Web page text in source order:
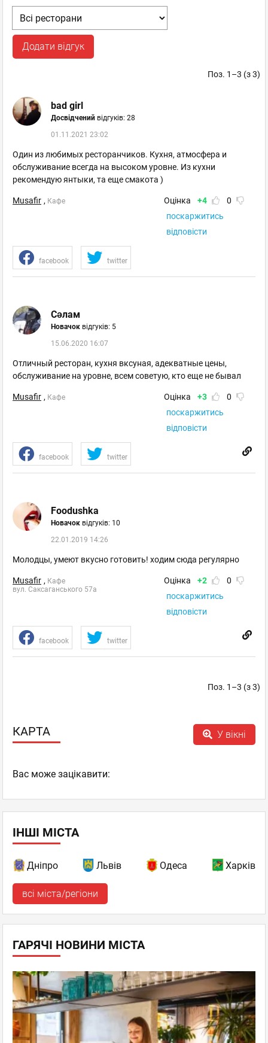
Додати відгук
Поз. 1–3 (з 3)
bad girl
Досвідчений відгуків: 28
01.11.2021 23:02
Один из любимых ресторанчиков. Кухня, атмосфера и
обслуживание всегда на высоком уровне. Из кухни
рекомендую янтыки, та еще смакота )
Musafir , Кафе Оцінка +4
0
поскаржитись
відповісти
facebook twitter
Сәлам
Новачок відгуків: 5
15.06.2020 16:07
Отличный ресторан, кухня вксуная, адекватные цены,
обслуживание на уровне, всем советую, кто еще не бывал
Musafir , Кафе Оцінка +3
0
поскаржитись
відповісти
facebook twitter
Foodushka
Новачок відгуків: 10
22.01.2019 14:26
Молодцы, умеют вкусно готовить! ходим сюда регулярно
Musafir , Кафе
вул. Саксаганського 57а
Оцінка +2
0
поскаржитись
відповісти
facebook twitter
Поз. 1–3 (з 3)
КАРТА У вікні
Вас може зацікавити:
ІНШІ МІСТА
Дніпро Львів Одеса Харків
всі міста/регіони
ГАРЯЧІ НОВИНИ МІСТА